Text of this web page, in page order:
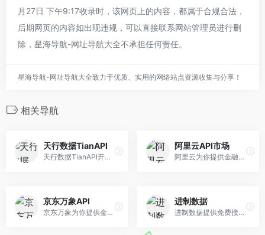
月27日 下午9:17收录时，该网页上的内容，都属于合规合法，
后期网页的内容如出现违规，可以直接联系网站管理员进行删
除，星海导航-网址导航大全不承担任何责任。
星海导航-网址导航大全致力于优质、实用的网络站点资源收集与分享！
相关导航
天行数据TianAPI
天行数据TianAPI开发者API数据平台，在这里您可以免费且轻松的调用各种API数据接口用于应用软件程序、移动App、Web网站、微信小程序开发等。
阿里云API市场
阿里云为你提供金融理财API,电子商务API,人工智能API,生活服务API,交通地理API,企业管理API等相关的各类API和服务,软件市场首选阿里云！
京东万象API
京东万象为你提供金融理财API、电子商务API、人工智能API、生活服务API、交通地理API、企业管理API等相关的各类API和服务，软件服务市场首选京东智联云！
进制数据
进制数据提供免费接口供开发者调用，并为开发者提供各种付费定制数据接口，找接口就上进制数据！